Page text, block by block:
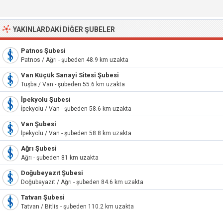
YAKINLARDAKI DIĞER ŞUBELER
Patnos Şubesi
Patnos / Ağrı - şubeden 48.9 km uzakta
Van Küçük Sanayi Sitesi Şubesi
Tuşba / Van - şubeden 55.6 km uzakta
İpekyolu Şubesi
İpekyolu / Van - şubeden 58.6 km uzakta
Van Şubesi
İpekyolu / Van - şubeden 58.8 km uzakta
Ağrı Şubesi
Ağrı - şubeden 81 km uzakta
Doğubeyazıt Şubesi
Doğubayazıt / Ağrı - şubeden 84.6 km uzakta
Tatvan Şubesi
Tatvan / Bitlis - şubeden 110.2 km uzakta